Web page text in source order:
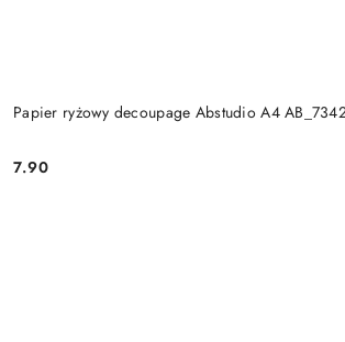
Papier ryżowy decoupage Abstudio A4
Cena:
7.90